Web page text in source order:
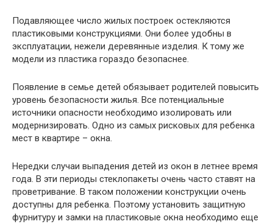
Подавляющее число жилых построек остекляются
пластиковыми конструкциями. Они более удобны в
эксплуатации, нежели деревянные изделия. К тому же
модели из пластика гораздо безопаснее.
Появление в семье детей обязывает родителей повысить
уровень безопасности жилья. Все потенциальные
источники опасности необходимо изолировать или
модернизировать. Одно из самых рисковых для ребенка
мест в квартире – окна.
Нередки случаи выпадения детей из окон в летнее время
года. В эти периоды стеклопакеты очень часто ставят на
проветривание. В таком положении конструкции очень
доступны для ребенка. Поэтому установить защитную
фурнитуру и замки на пластиковые окна необходимо еще